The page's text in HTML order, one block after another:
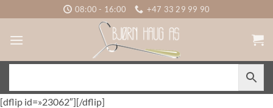
to
content
08:00 - 16:00 +47 33 29 99 90
[dflip id=»23062″][/dflip]